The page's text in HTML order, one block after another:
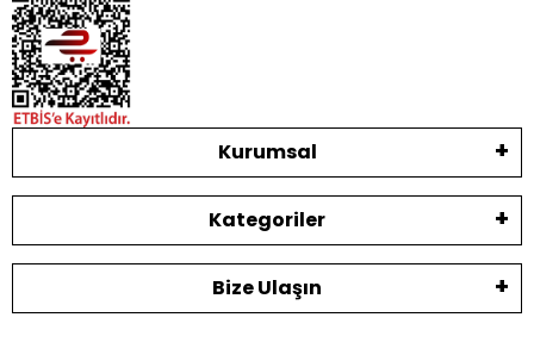
Kurumsal
Kategoriler
Bize Ulaşın